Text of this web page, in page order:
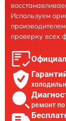
Используем
проверку всех
ремонт